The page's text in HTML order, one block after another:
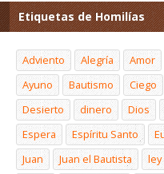
Etiquetas de Homilías
Adviento Alegría Amor
Ayuno
Bautismo Ciego
Desierto
dinero Dios
Espera
Espíritu Santo
Juan
Juan el Bautista ley